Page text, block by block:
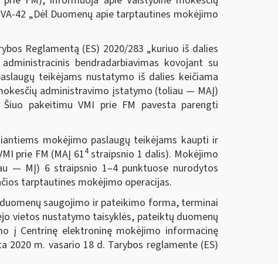
42 „Dėl Duomenų apie tarptautines mokėjimo
Reglamentą (ES) 2020/283 „kuriuo iš dalies
bendradarbiavimas kovojant su
teikėjams nustatymo iš dalies keičiama
administravimo įstatymo (toliau — MAĮ)
pakeitimu VMI prie FM pavesta parengti
mokėjimo paslaugų teikėjams kaupti ir
prie FM (MAĮ 614straipsnio 1 dalis). Mokėjimo
— MĮ) 6 straipsnio 1–4 punktuose nurodytos
tarptautines mokėjimo operacijas.
saugojimo ir pateikimo forma, terminai
vietos nustatymo taisyklės, pateiktų duomenų
į Centrinę elektroninę mokėjimo informacinę
m. vasario 18 d. Tarybos reglamente (ES)